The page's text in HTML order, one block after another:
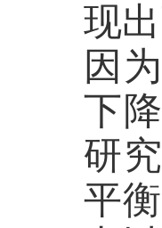
现
因
下
研
平